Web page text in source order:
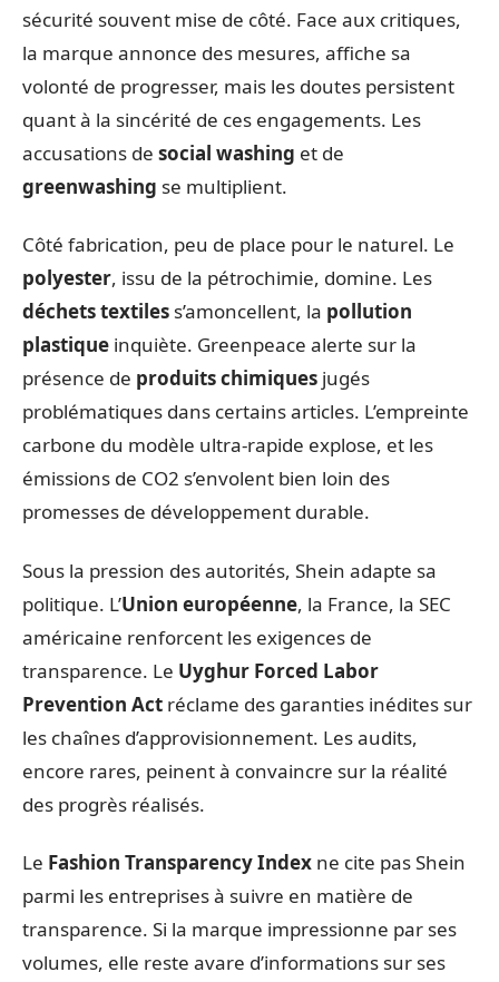
sécurité souvent mise de côté. Face aux critiques,
la marque annonce des mesures, affiche sa
volonté de progresser, mais les doutes persistent
quant à la sincérité de ces engagements. Les
accusations de social washing et de
greenwashing se multiplient.
Côté fabrication, peu de place pour le naturel. Le
polyester, issu de la pétrochimie, domine. Les
déchets textiles s’amoncellent, la pollution
plastique inquiète. Greenpeace alerte sur la
présence de produits chimiques jugés
problématiques dans certains articles. L’empreinte
carbone du modèle ultra-rapide explose, et les
émissions de CO2 s’envolent bien loin des
promesses de développement durable.
Sous la pression des autorités, Shein adapte sa
politique. L’Union européenne, la France, la SEC
américaine renforcent les exigences de
transparence. Le Uyghur Forced Labor
Prevention Act réclame des garanties inédites sur
les chaînes d’approvisionnement. Les audits,
encore rares, peinent à convaincre sur la réalité
des progrès réalisés.
Le Fashion Transparency Index ne cite pas Shein
parmi les entreprises à suivre en matière de
transparence. Si la marque impressionne par ses
volumes, elle reste avare d’informations sur ses